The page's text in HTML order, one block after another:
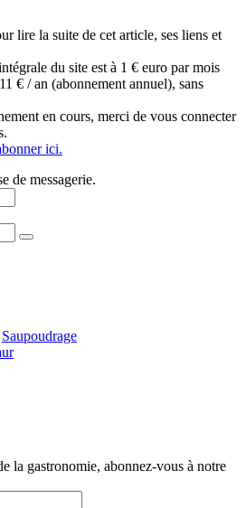
lire la suite de cet article, ses liens et
du site est à 1 € euro par mois
€ / an (abonnement annuel), sans
en cours, merci de vous connecter
ici.
de messagerie.
Saupoudrage
la gastronomie, abonnez-vous à notre